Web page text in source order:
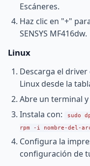
Escáneres.
Haz clic en "+"
SENSYS MF416dw.
Linux
Descarga el driver
Linux desde la
Abre un terminal
Instala con:
sudo
rpm -i nombre-del-
Configura la
configuración de